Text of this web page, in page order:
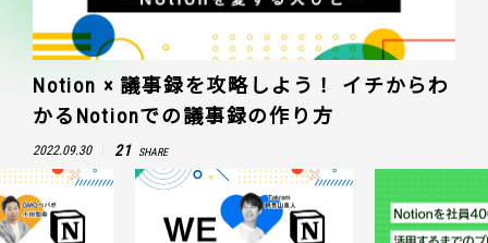
Notion × 議事録を攻略しよう！ イチからわ
かるNotionでの議事録の作り方
2022.09.30 21 SHARE